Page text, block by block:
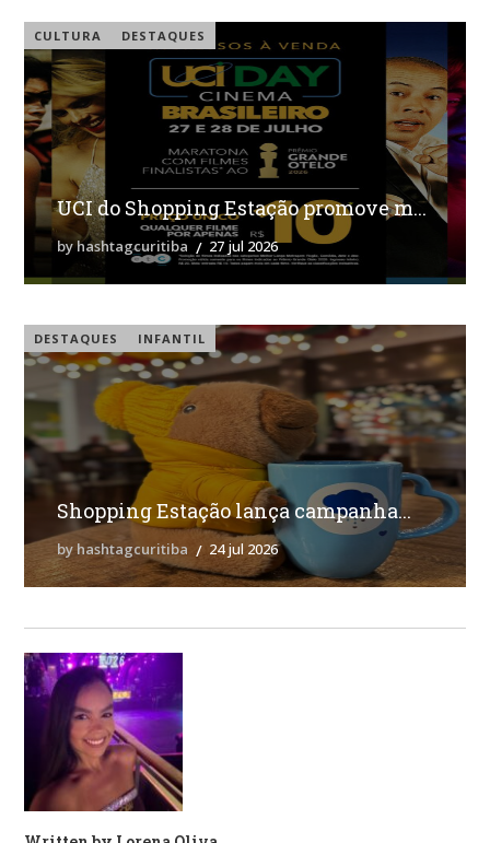
CULTURA DESTAQUES
UCI do Shopping Estação promove m...
by hashtagcuritiba 27 jul 2026
DESTAQUES INFANTIL
Shopping Estação lança campanha...
by hashtagcuritiba 24 jul 2026